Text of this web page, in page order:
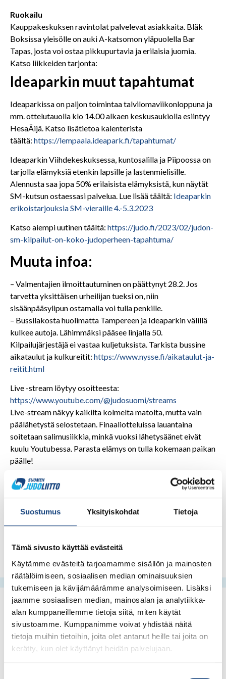
Suostumus Yksityiskohdat Tietoja
Tämä sivusto käyttää evästeitä
Käytämme evästeitä tarjoamamme sisällön ja mainosten
räätälöimiseen, sosiaalisen median ominaisuuksien
tukemiseen ja kävijämäärämme analysoimiseen. Lisäksi
jaamme sosiaalisen median, mainosalan ja analytiikka-
alan kumppaneillemme tietoja siitä, miten käytät
sivustoamme. Kumppanimme voivat yhdistää näitä
tietoja muihin tietoihin, joita olet antanut heille tai joita on
kerätty, kun olet käyttänyt heidän palvelujaan.
Ruokailu
Kauppakeskuksen ravintolat palvelevat asiakkaita. Bläk
Boksissa yleisölle on auki A-katsomon yläpuolella Bar
Tapas, josta voi ostaa pikkupurtavia ja erilaisia juomia.
Katso liikkeiden tarjonta:
Ideaparkin muut tapahtumat
Ideaparkissa on paljon toimintaa talvilomaviikonloppuna ja
mm. ottelutauolla klo 14.00 alkaen keskusaukiolla esiintyy
HesaÄijä. Katso lisätietoa kalenterista
täältä: https://lempaala.ideapark.fi/tapahtumat/
Ideaparkin Viihdekeskuksessa, kuntosalilla ja Piipoossa on
tarjolla elämyksiä etenkin lapsille ja lastenmielisille.
Alennusta saa jopa 50% erilaisista elämyksistä, kun näytät
SM-kutsun ostaessasi palvelua. Lue lisää täältä: Ideaparkin
erikoistarjouksia SM-vieraille 4.-5.3.2023
Katso aiempi uutinen täältä: https://judo.fi/2023/02/judon-
sm-kilpailut-on-koko-judoperheen-tapahtuma/
Muuta infoa:
– Valmentajien ilmoittautuminen on päättynyt 28.2. Jos
tarvetta yksittäisen urheilijan tueksi on, niin
sisäänpääsylipun ostamalla voi tulla penkille.
– Bussilakosta huolimatta Tampereen ja Ideaparkin välillä
kulkee autoja. Lähimmäksi pääsee linjalla 50.
Kilpailujärjestäjä ei vastaa kuljetuksista. Tarkista bussine
aikataulut ja kulkureitit: https://www.nysse.fi/aikataulut-ja-
reitit.html
Live -stream löytyy osoitteesta:
https://www.youtube.com/@judosuomi/streams
Live-stream näkyy kaikilta kolmelta matolta, mutta vain
päälähetystä selostetaan. Finaaliotteluissa lauantaina
soitetaan salimusiikkia, minkä vuoksi lähetysäänet eivät
kuulu Youtubessa. Parasta elämys on tulla kokemaan paikan
päälle!
Tervetuloa Ideapark Lempäälään!